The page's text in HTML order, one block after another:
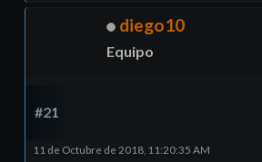
diego10
Equipo
#21
11 de Octubre de 2018, 11:20:35 AM